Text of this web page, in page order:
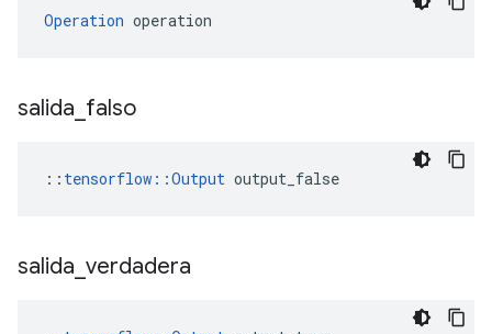
Operation operation
salida falso
:: tensorflow::Output output_false
salida verdadera